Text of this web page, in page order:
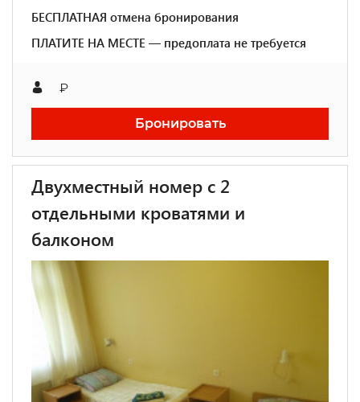
БЕСПЛАТНАЯ отмена бронирования
ПЛАТИТЕ НА МЕСТЕ — предоплата не требуется
₽
Бронировать
Двухместный номер с 2
отдельными кроватями и
балконом